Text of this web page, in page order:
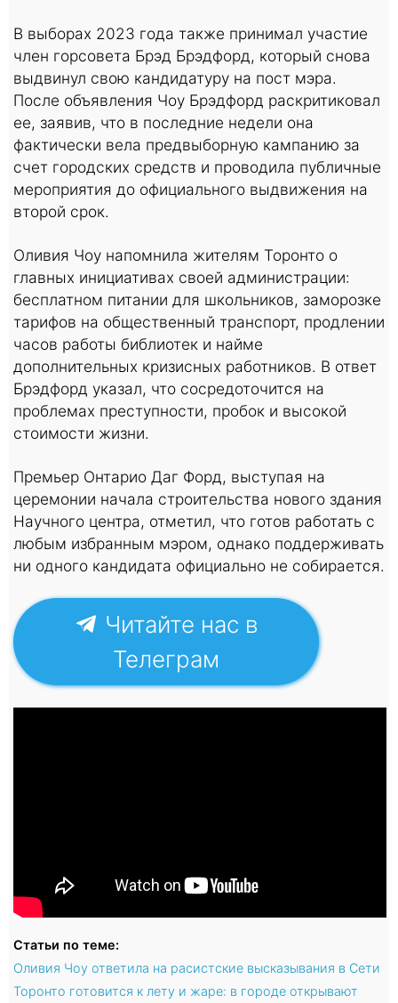
В выборах 2023 года также принимал участие
член горсовета Брэд Брэдфорд, который снова
выдвинул свою кандидатуру на пост мэра.
После объявления Чоу Брэдфорд раскритиковал
ее, заявив, что в последние недели она
фактически вела предвыборную кампанию за
счет городских средств и проводила публичные
мероприятия до официального выдвижения на
второй срок.
Оливия Чоу напомнила жителям Торонто о
главных инициативах своей администрации:
бесплатном питании для школьников, заморозке
тарифов на общественный транспорт, продлении
часов работы библиотек и найме
дополнительных кризисных работников. В ответ
Брэдфорд указал, что сосредоточится на
проблемах преступности, пробок и высокой
стоимости жизни.
Премьер Онтарио Даг Форд, выступая на
церемонии начала строительства нового здания
Научного центра, отметил, что готов работать с
любым избранным мэром, однако поддерживать
ни одного кандидата официально не собирается.
Читайте нас в
Телеграм
Статьи по теме:
Оливия Чоу ответила на расистские высказывания в Сети
Торонто готовится к лету и жаре: в городе открывают